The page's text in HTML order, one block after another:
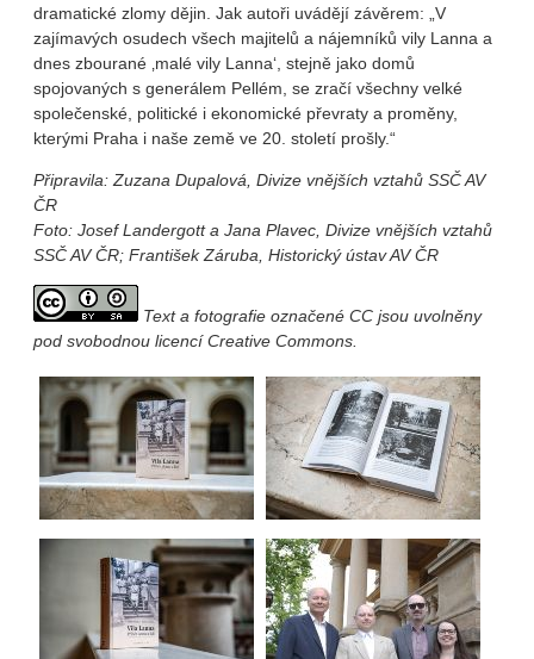
dramatické zlomy dějin. Jak autoři uvádějí závěrem: „V
zajímavých osudech všech majitelů a nájemníků vily Lanna a
dnes zbourané ‚malé vily Lanna‘, stejně jako domů
spojovaných s generálem Pellém, se zračí všechny velké
společenské, politické i ekonomické převraty a proměny,
kterými Praha i naše země ve 20. století prošly.“
Připravila: Zuzana Dupalová, Divize vnějších vztahů SSČ AV
ČR
Foto: Josef Landergott a Jana Plavec, Divize vnějších vztahů
SSČ AV ČR; František Záruba, Historický ústav AV ČR
Text a fotografie označené CC jsou uvolněny
pod svobodnou licencí Creative Commons.